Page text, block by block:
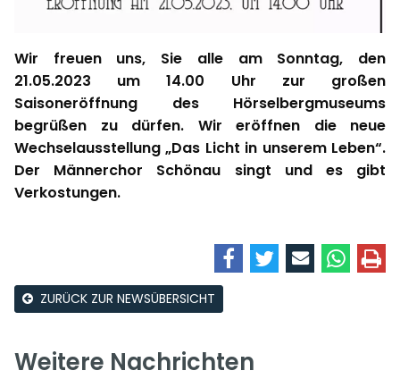
Wir freuen uns, Sie alle am Sonntag, den
21.05.2023 um 14.00 Uhr zur großen
Saisoneröffnung des Hörselbergmuseums
begrüßen zu dürfen. Wir eröffnen die neue
Wechselausstellung „Das Licht in unserem Leben“.
Der Männerchor Schönau singt und es gibt
Verkostungen.
ZURÜCK ZUR NEWSÜBERSICHT
Weitere Nachrichten